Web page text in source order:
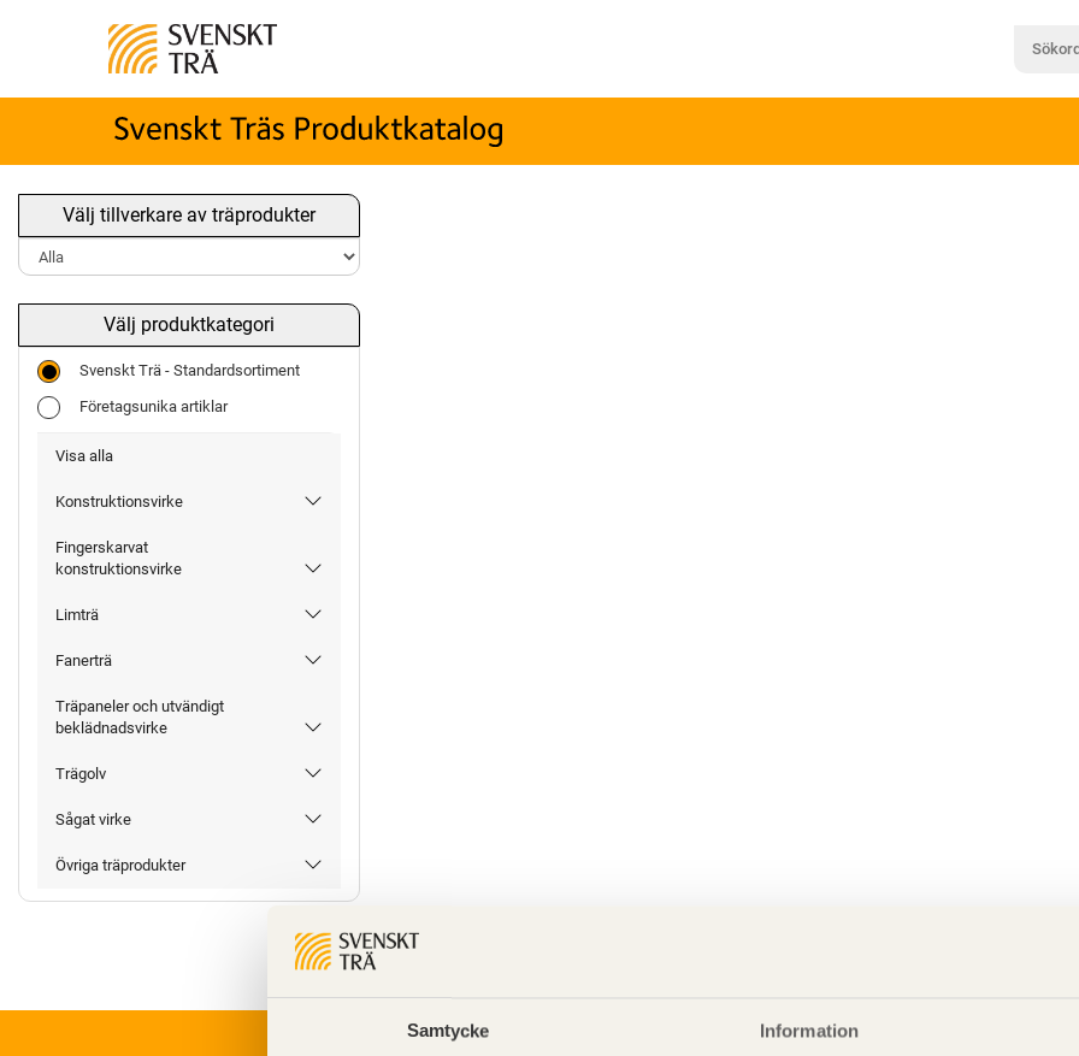
Samtycke Information
Välj tillverkare av träprodukter
Välj produktkategori
Svenskt Trä - Standardsortiment
Företagsunika artiklar
Visa alla
Konstruktionsvirke
Fingerskarvat
konstruktionsvirke
Limträ
Fanerträ
Träpaneler och utvändigt
beklädnadsvirke
Trägolv
Sågat virke
Övriga träprodukter